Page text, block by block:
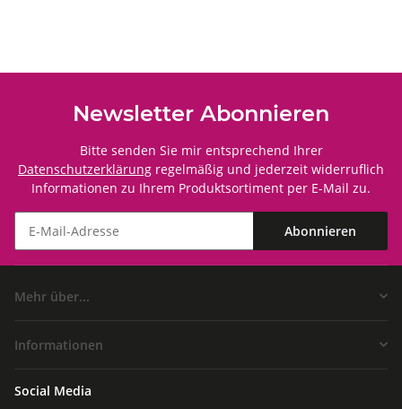
Newsletter Abonnieren
Bitte senden Sie mir entsprechend Ihrer
Datenschutzerklärung regelmäßig und jederzeit widerruflich
Informationen zu Ihrem Produktsortiment per E-Mail zu.
Abonnieren
Mehr über...
Informationen
Social Media